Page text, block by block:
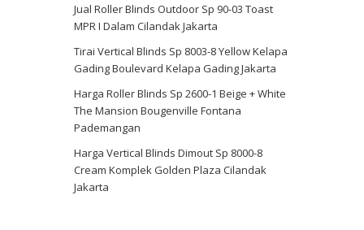
Jual Roller Blinds Outdoor Sp 90-03 Toast
MPR I Dalam Cilandak Jakarta
Tirai Vertical Blinds Sp 8003-8 Yellow Kelapa
Gading Boulevard Kelapa Gading Jakarta
Harga Roller Blinds Sp 2600-1 Beige + White
The Mansion Bougenville Fontana
Pademangan
Harga Vertical Blinds Dimout Sp 8000-8
Cream Komplek Golden Plaza Cilandak
Jakarta